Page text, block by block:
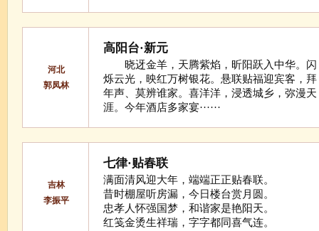
河北
郭凤林
高阳台·新元
晓迓金羊，天腾紫焰，昕阳跃入中华。闪
烁云光，映红万树银花。悬联贴福迎宾客，拜
年声、莫辨谁家。喜洋洋，浸透城乡，弥漫天
涯。今年酒店多家宴······
吉林
李振平
七律·贴春联
满面清风迎大年，端端正正贴春联。
昔时棚屋听房漏，今日楼台赏月圆。
忠孝人怀强国梦，和谐家是艳阳天。
红笺金烫生祥瑞，字字都同喜气连。